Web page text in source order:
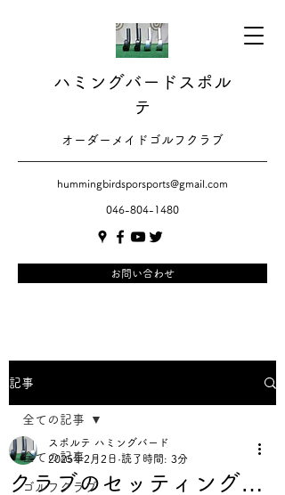
ハミングバードスポル
テ
​​オーダーメイドゴルフクラブ
hummingbirdsporsports@gmail.com
046-804-1480
お問い合わせ
記事
全ての記事
ゴルフクラブ
全ての記事
クラブのセッティング…
スポルテ ハミングバード
2025年2月2日 読了時間: 3分